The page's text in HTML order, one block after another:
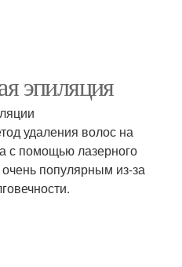
эпиляция
удаления волос на
с помощью лазерного
популярным из-за